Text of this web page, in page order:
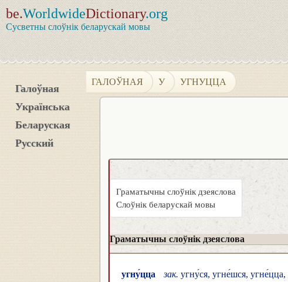
be.WorldwideDictionary.org
Сусветны слоўнік беларускай мовы
Галоўная
Українська
Беларуская
Русский
ГАЛОЎНАЯ У УГНУЦЦА
Граматычны слоўнік дзеяслова
Слоўнік беларускай мовы
Граматычны слоўнік дзеяслова
угну́цца зак. угну́ся, угне́шся, угне́цца,